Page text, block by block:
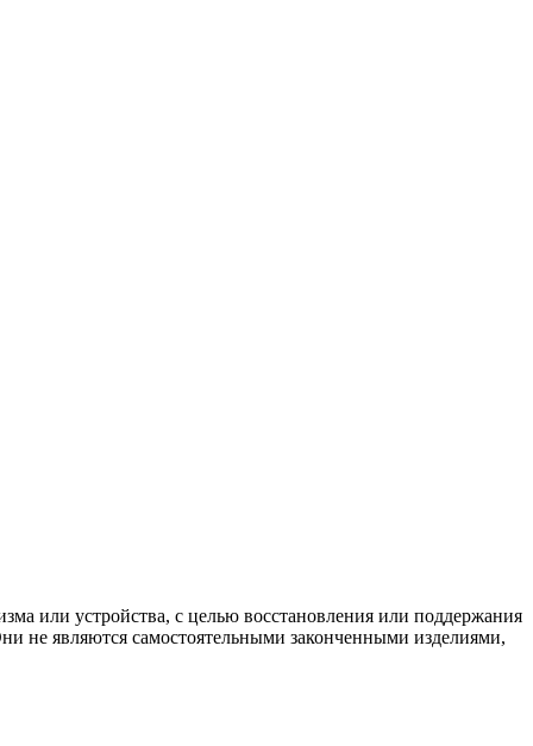
или устройства, с целью восстановления или поддержания
не являются самостоятельными законченными изделиями,